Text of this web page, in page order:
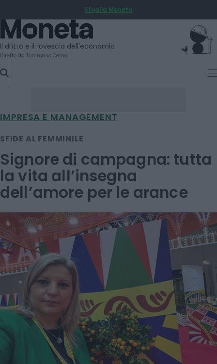
TO
CONTENT
Sfoglia Moneta
Moneta
Il dritto e il rovescio dell'economia
Diretto da Tommaso Cerno
IMPRESA E MANAGEMENT
SFIDE AL FEMMINILE
Signore di campagna: tutta
la vita all’insegna
dell’amore per le arance